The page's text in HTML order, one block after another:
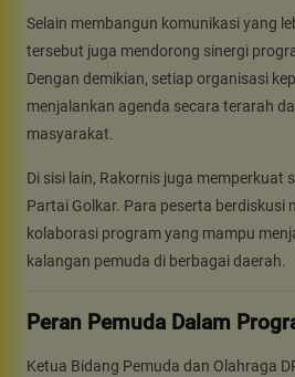
Selain membangun komunikasi yang
tersebut juga mendorong sinergi
Dengan demikian, setiap organisasi
menjalankan agenda secara terarah
masyarakat.
Di sisi lain, Rakornis juga memperkuat
Partai Golkar. Para peserta berdiskusi
kolaborasi program yang mampu
kalangan pemuda di berbagai daerah.
Peran Pemuda Dalam
Ketua Bidang Pemuda dan Olahraga